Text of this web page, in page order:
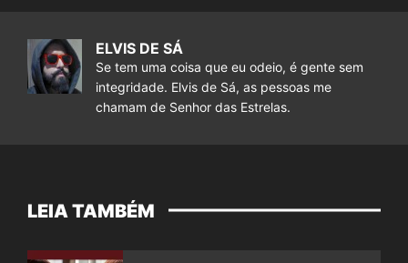
ELVIS DE SÁ
Se tem uma coisa que eu odeio, é gente sem
integridade. Elvis de Sá, as pessoas me
chamam de Senhor das Estrelas.
LEIA TAMBÉM